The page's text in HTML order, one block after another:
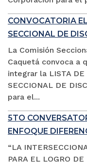
CONVOCATORIA
SECCIONAL DE
La Comisión
Caquetá convoca a
integrar la LISTA DE
SECCIONAL DE
para el...
5TO
ENFOQUE
“LA
PARA EL LOGRO